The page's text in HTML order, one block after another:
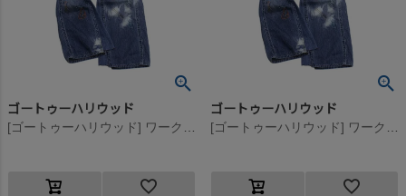
ゴートゥーハリウッド
[ゴートゥーハリウッド] ワークデニム ピース オーバーオール 44LBL淡青
ゴートゥーハリウッド
[ゴートゥーハリウッド] ワークデニム ピース オーバーオール 44LBL淡青